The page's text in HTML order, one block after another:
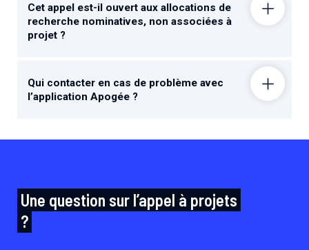
Cet appel est-il ouvert aux allocations de
recherche nominatives, non associées à
projet ?
Qui contacter en cas de problème avec
l’application Apogée ?
Une question sur l’appel à projets
?